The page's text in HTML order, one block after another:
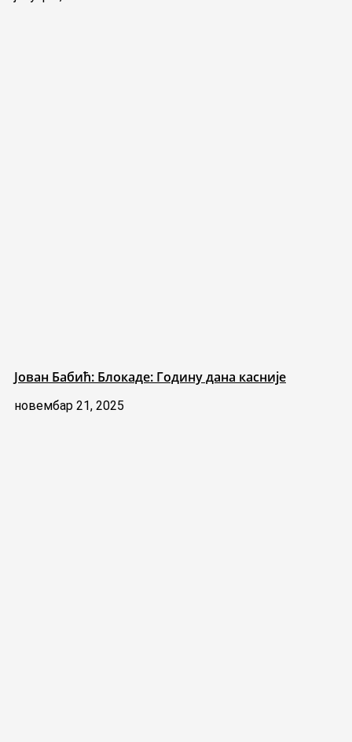
Јован Бабић: Блокаде: Годину дана касније
новембар 21, 2025